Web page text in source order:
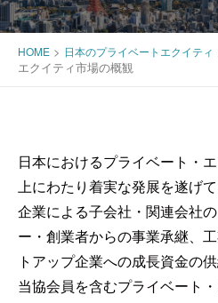
HOME > 日本のプライベートエクイティ
エクイティ市場の概観
日本におけるプライベート・
上にわたり着実な発展を遂げ
企業による子会社・関連会社
ー・創業者からの事業承継、
トアップ企業への成長資金の
当協会員を含むプライベート